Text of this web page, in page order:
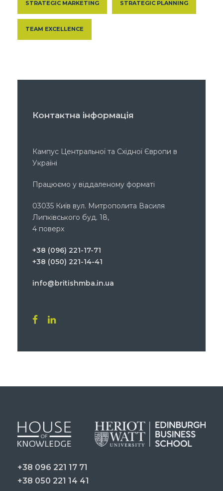
STRATEGIC MARKETING STRATEGIC PLANNING
TEAM EXCELLENCE
Контактна інформація
Кампус Центральної та Східної Європи в
Україні
Працюємо у віддаленому форматі
03035 Київ вул. Митрополита Василя
Липківського буд. 18,
4 поверх
+38 (096) 221-17-71
+38 (050) 221-14-41
info@britishmba.in.ua
+38 096 221 17 71
+38 050 221 14 41